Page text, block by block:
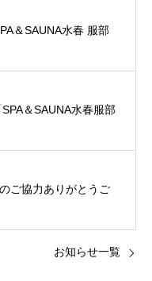
＆SAUNA水春 服部
＆SAUNA水春服部
ご協力ありがとうご
お知らせ一覧